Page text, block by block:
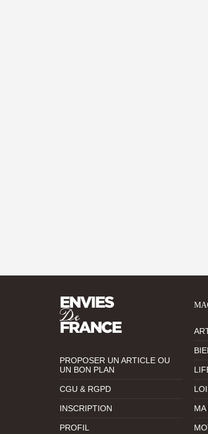
PROPOSER UN ARTICLE OU
UN BON PLAN
CGU & RGPD
INSCRIPTION
PROFIL
MA